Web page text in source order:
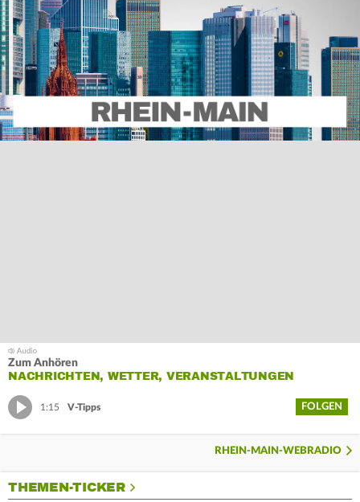
Zum Anhören
NACHRICHTEN, WETTER, VERANSTALTUNGEN
1:15 V-Tipps FOLGEN
RHEIN-MAIN-WEBRADIO
THEMEN-TICKER